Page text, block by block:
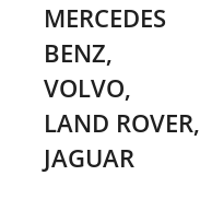
MERCEDES
BENZ,
VOLVO,
LAND ROVER,
JAGUAR